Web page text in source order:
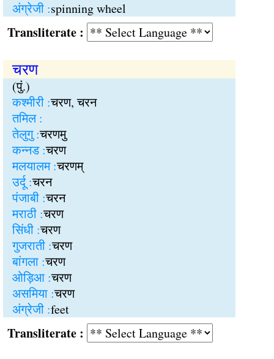
अंग्रेजी :spinning wheel
:
चरण
(पुं.)
कश्मीरी :चरण, चरन
तमिल :
तेलुगु :चरणमु
कन्नड :चरण
मलयालम :चरणम्
उर्दू :चरन
पंजाबी :चरन
मराठी :चरण
सिंधी :चरण
गुजराती :चरण
बांगला :चरण
ओड़िआ :चरण
असमिया :चरण
अंग्रेजी :feet
: